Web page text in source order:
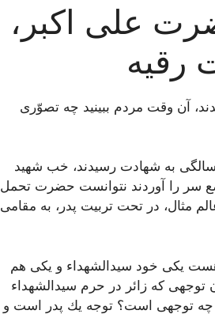
علی اکبر،
آن وقت مردم ببینید چه تصوّری
به شهادت رسیدند، خب شهید
سر را آوردند نتوانست حضرت تحمل
مثال، در تحت تربیت پدر، به مقامی
هست یكی خود سیدالشهداء و یكی هم
توجهی كه زائر در حرم سیدالشهداء
توجهی است؟ توجه یك پدر است و